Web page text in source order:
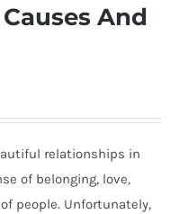
And
relationships in
of belonging, love,
people. Unfortunately,